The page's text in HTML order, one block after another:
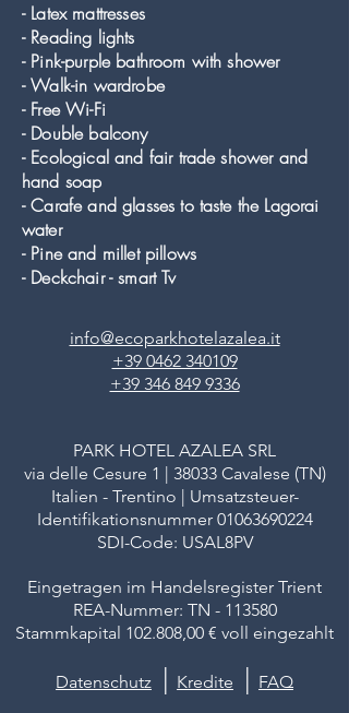
- Latex mattresses
- Reading lights
- Pink-purple bathroom with shower
- Walk-in wardrobe
- Free Wi-Fi
- Double balcony
- Ecological and fair trade shower and
hand soap
- Carafe and glasses to taste the Lagorai
water
- Pine and millet pillows
- Deckchair - smart Tv
info@ecoparkhotelazalea.it
+39 0462 340109
+39 346 849 9336
PARK HOTEL AZALEA SRL
via delle Cesure 1 | 38033 Cavalese (TN)
Italien - Trentino | Umsatzsteuer-
Identifikationsnummer 01063690224
SDI-Code: USAL8PV
Eingetragen im Handelsregister Trient
REA-Nummer: TN - 113580
Stammkapital 102.808,00 € voll eingezahlt
Datenschutz | Kredite | FAQ